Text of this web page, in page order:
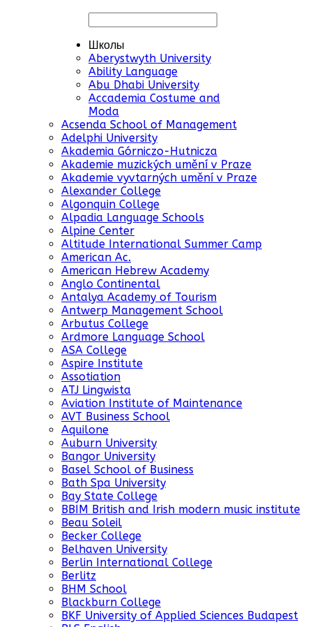
Школы
Aberystwyth University
Ability Language
Abu Dhabi University
Accademia Costume and
Moda
Acsenda School of Management
Adelphi University
Akademia Górniczo-Hutnicza
Akademie muzických umění v Praze
Akademie vyvtarných umění v Praze
Alexander College
Algonquin College
Alpadia Language Schools
Alpine Center
Altitude International Summer Camp
American Ac.
American Hebrew Academy
Anglo Continental
Antalya Academy of Tourism
Antwerp Management School
Arbutus College
Ardmore Language School
ASA College
Aspire Institute
Assotiation
ATJ Lingwista
Aviation Institute of Maintenance
AVT Business School
Aquilone
Auburn University
Bangor University
Basel School of Business
Bath Spa University
Bay State College
BBIM British and Irish modern music institute
Beau Soleil
Becker College
Belhaven University
Berlin International College
Berlitz
BHM School
Blackburn College
BKF University of Applied Sciences Budapest